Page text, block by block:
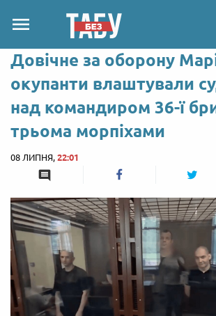
Довічне за оборону
окупанти влаштували
над командиром 36-ї
трьома морпіхами
08 ЛИПНЯ, 22:01